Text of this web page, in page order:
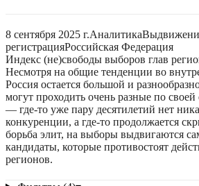
8 сентября 2025 г.Аналитика
регистрацияРоссийская Федерация
Индекс (не)свободы выборов глав
Несмотря на общие тенденции во
Россия остается большой и
могут проходить очень разные по
— где-то уже пару десятилетий нет
конкуренции, а где-то продолжается
борьба элит, на выборы выдвигаются
кандидаты, которые противостоят
регионов.